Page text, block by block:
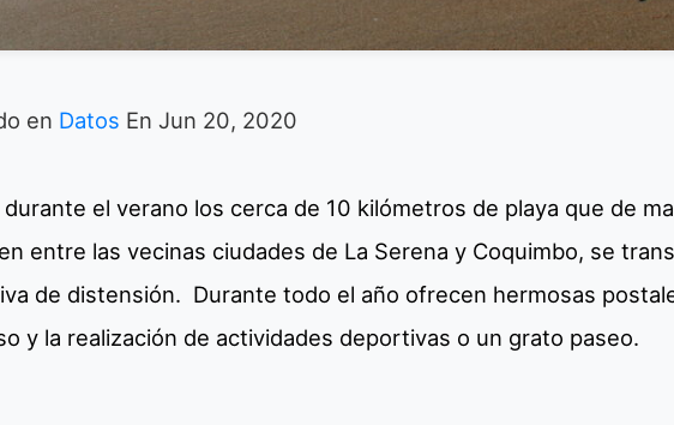
en Datos En Jun 20, 2020
el verano los cerca de 10 kilómetros de playa que de
entre las vecinas ciudades de La Serena y Coquimbo, se
de distensión. Durante todo el año ofrecen hermosas
y la realización de actividades deportivas o un grato paseo.